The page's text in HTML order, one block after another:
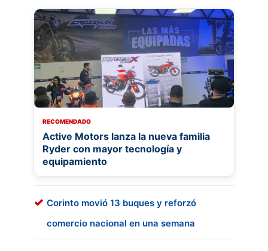
RECOMENDADO
Active Motors lanza la nueva familia
Ryder con mayor tecnología y
equipamiento
Corinto movió 13 buques y reforzó
comercio nacional en una semana